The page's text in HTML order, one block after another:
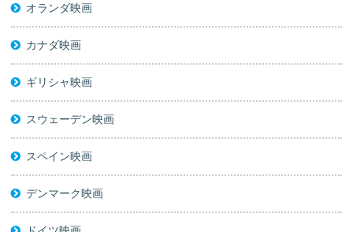
オランダ映画
カナダ映画
ギリシャ映画
スウェーデン映画
スペイン映画
デンマーク映画